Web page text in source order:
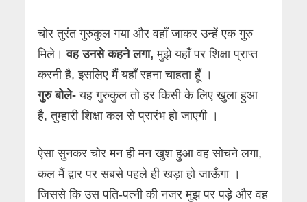
चोर तुरंत गुरुकुल गया और वहाँ जाकर उन्हें एक गुरु
मिले।वह उनसे कहने लगा, मुझे यहाँ पर शिक्षा प्राप्त
करनी है, इसलिए मैं यहाँ रहना चाहता हूंँ ।
गुरु बोले- यह गुरुकुल तो हर किसी के लिए खुला हुआ
है, तुम्हारी शिक्षा कल से प्रारंभ हो जाएगी ।
ऐसा सुनकर चोर मन ही मन खुश हुआ वह सोचने लगा,
कल मैं द्वार पर सबसे पहले ही खड़ा हो जाऊँगा ।
जिससे कि उस पति-पत्नी की नजर मुझ पर पड़े और वह